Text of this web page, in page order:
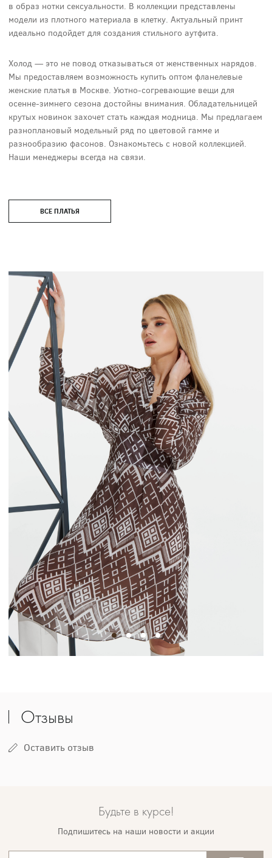
в образ нотки сексуальности. В коллекции представлены
модели из плотного материала в клетку. Актуальный принт
идеально подойдет для создания стильного аутфита.
Холод — это не повод отказываться от женственных нарядов.
Мы предоставляем возможность купить оптом фланелевые
женские платья в Москве. Уютно-согревающие вещи для
осенне-зимнего сезона достойны внимания. Обладательницей
крутых новинок захочет стать каждая модница. Мы предлагаем
разноплановый модельный ряд по цветовой гамме и
разнообразию фасонов. Ознакомьтесь с новой коллекцией.
Наши менеджеры всегда на связи.
ВСЕ ПЛАТЬЯ
Отзывы
Оставить отзыв
Будьте в курсе!
Подпишитесь на наши новости и акции